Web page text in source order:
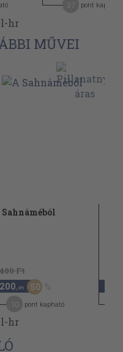
pont kapható
MŰVEI
Sahnáméból
Ft
,-Ft 50
pont kapható